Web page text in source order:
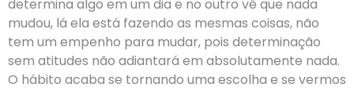
determina algo em um dia e no outro vê que nada
mudou, lá ela está fazendo as mesmas coisas, não
tem um empenho para mudar, pois determinação
sem atitudes não adiantará em absolutamente nada.
O hábito acaba se tornando uma escolha e se vermos